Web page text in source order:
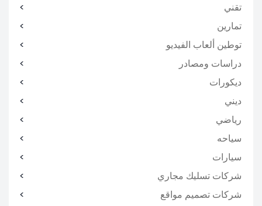
تقني
تمارين
توطين ألعاب الفيديو
دراسات ومصادر
ديكورات
ديني
رياضي
سياحه
سيارات
شركات تسليك مجاري
شركات تصميم مواقع